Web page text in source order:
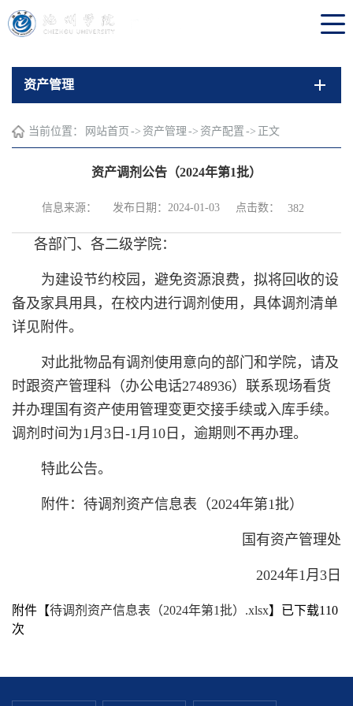
资产管理
当前位置： 网站首页 -> 资产管理 -> 资产配置 -> 正文
资产调剂公告（2024年第1批）
信息来源： 发布日期：2024-01-03 点击数： 382
各部门、各二级学院：
为建设节约校园，避免资源浪费，拟将回收的设
备及家具用具，在校内进行调剂使用，具体调剂清单
详见附件。
对此批物品有调剂使用意向的部门和学院，请及
时跟资产管理科（办公电话2748936）联系现场看货
并办理国有资产使用管理变更交接手续或入库手续。
调剂时间为1月3 日-1月10日，逾期则不再办理。
特此公告。
附件：待调剂资产信息表 （2024年第1批）
国有资产管理处
2024年1月3日
附件【待调剂资产信息表（2024年第1批）.xlsx】已下载110
次